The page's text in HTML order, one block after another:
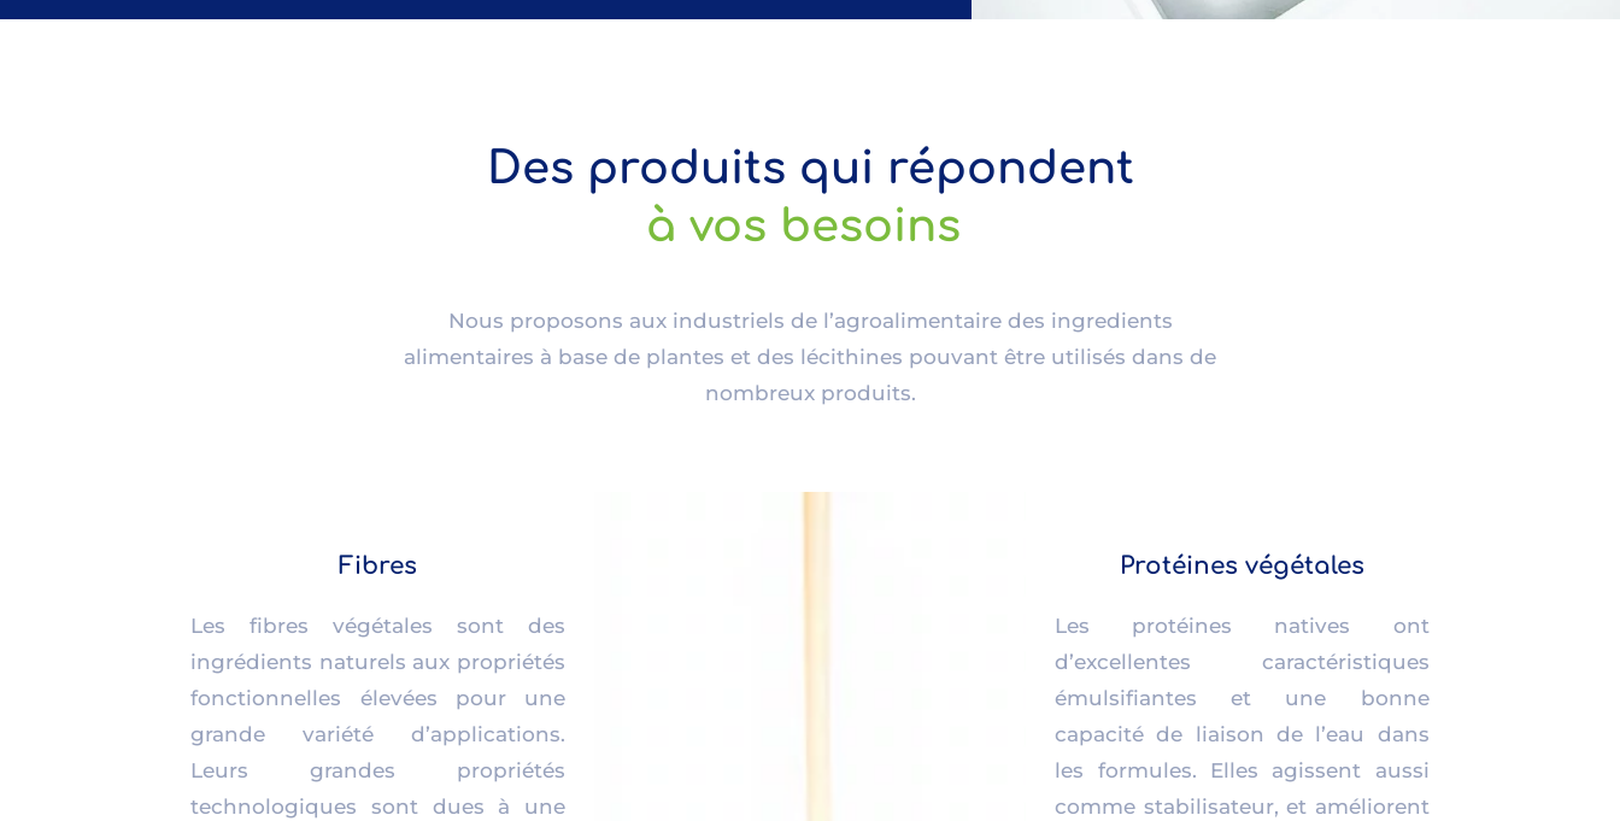
Des produits qui répondent
à vos besoins
Nous proposons aux industriels de l’agroalimentaire des ingredients
alimentaires à base de plantes et des lécithines pouvant être utilisés dans de
nombreux produits.
Fibres
Les fibres végétales sont des
ingrédients naturels aux propriétés
fonctionnelles élevées pour une
grande variété d’applications.
Leurs grandes propriétés
technologiques sont dues à une
Protéines végétales
Les protéines natives ont
d’excellentes caractéristiques
émulsifiantes et une bonne
capacité de liaison de l’eau dans
les formules. Elles agissent aussi
comme stabilisateur, et améliorent